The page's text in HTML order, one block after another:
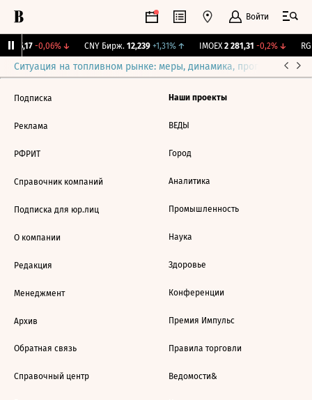
Войти
115,17 -0,06%↓ CNY Бирж. 12,239 +1,31%↑ IMOEX 2 281,31 -0,2%↓
Ситуация на топливном рынке: меры, динамика, прогнозы
Подписка
Реклама
РФРИТ
Справочник компаний
Подписка для юр.лиц
О компании
Редакция
Менеджмент
Архив
Обратная связь
Справочный центр
Наши проекты
ВЕДЫ
Город
Аналитика
Промышленность
Наука
Здоровье
Конференции
Премия Импульс
Правила торговли
Ведомости&